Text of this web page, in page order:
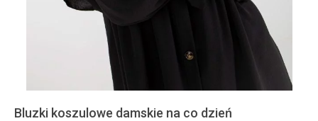
Bluzki koszulowe damskie na co dzień